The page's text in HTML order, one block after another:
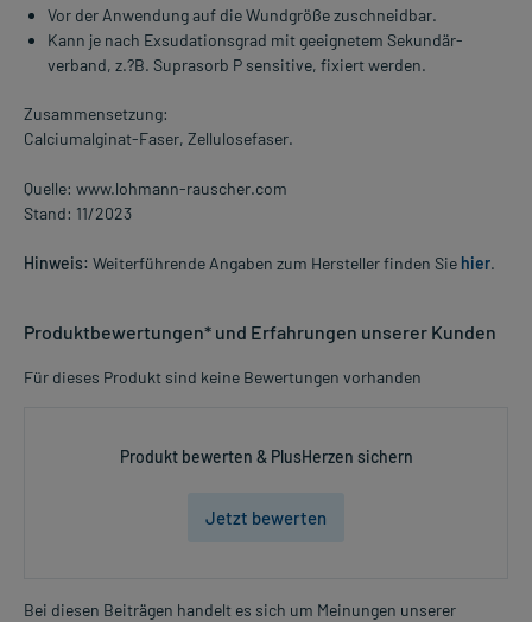
Vor der Anwendung auf die Wundgröße zuschneidbar.
Kann je nach Exsudationsgrad mit geeignetem Sekundär­
verband, z.?B. Suprasorb P sensitive, fixiert werden.
Zusammensetzung:
Calciumalginat-Faser, Zellulosefaser.
Quelle: www.lohmann-rauscher.com
Stand: 11/2023
Hinweis: Weiterführende Angaben zum Hersteller finden Sie hier.
Produktbewertungen* und Erfahrungen unserer Kunden
Für dieses Produkt sind keine Bewertungen vorhanden
Produkt bewerten & PlusHerzen sichern
Jetzt bewerten
Bei diesen Beiträgen handelt es sich um Meinungen unserer